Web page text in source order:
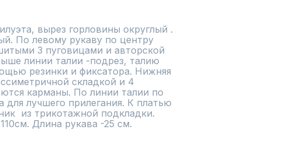
вырез горловины округлый .
По левому рукаву по центру
3 пуговицами и авторской
линии талии -подрез, талию
резинки и фиксатора. Нижняя
складкой и 4
карманы. По линии талии по
для лучшего прилегания. К платью
из трикотажной подкладки.
Длина рукава -25 см.